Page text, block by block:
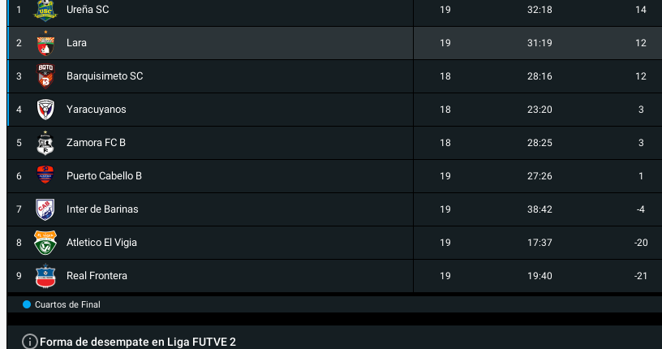
1 Ureña SC 19 32:18 14
2 Lara 19 31:19 12
3 Barquisimeto SC 18 28:16 12
4 Yaracuyanos 18 23:20 3
5 Zamora FC B 18 28:25 3
6 Puerto Cabello B 19 27:26 1
7 Inter de Barinas 19 38:42 -4
8 Atletico El Vigia 19 17:37 -20
9 Real Frontera 19 19:40 -21
Cuartos de Final
Forma de desempate en Liga FUTVE 2